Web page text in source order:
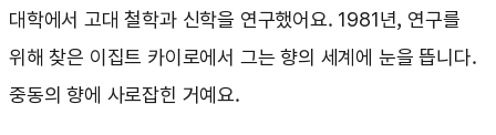
대학에서 고대 철학과 신학을 연구했어요. 1981년, 연구를
위해 찾은 이집트 카이로에서 그는 향의 세계에 눈을 뜹니다.
중동의 향에 사로잡힌 거예요.